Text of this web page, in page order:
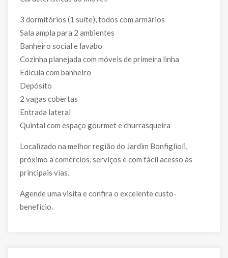
3 dormitórios (1 suíte), todos com armários
Sala ampla para 2 ambientes
Banheiro social e lavabo
Cozinha planejada com móveis de primeira linha
Edícula com banheiro
Depósito
2 vagas cobertas
Entrada lateral
Quintal com espaço gourmet e churrasqueira
Localizado na melhor região do Jardim Bonfiglioli,
próximo a comércios, serviços e com fácil acesso às
principais vias.
Agende uma visita e confira o excelente custo-
benefício.